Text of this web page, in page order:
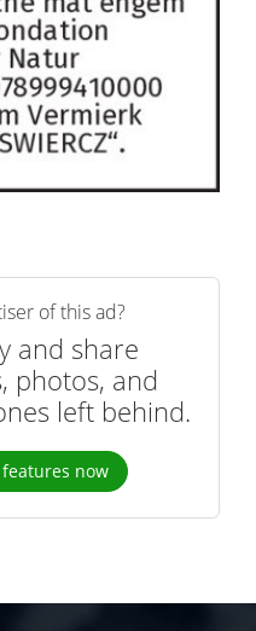
of this ad?
and share
photos, and
left behind.
now